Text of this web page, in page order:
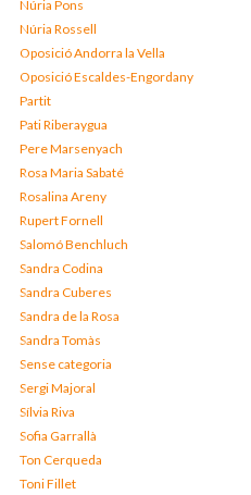
Núria Pons
Núria Rossell
Oposició Andorra la Vella
Oposició Escaldes-Engordany
Partit
Pati Riberaygua
Pere Marsenyach
Rosa Maria Sabaté
Rosalina Areny
Rupert Fornell
Salomó Benchluch
Sandra Codina
Sandra Cuberes
Sandra de la Rosa
Sandra Tomàs
Sense categoria
Sergi Majoral
Sílvia Riva
Sofia Garrallà
Ton Cerqueda
Toni Fillet